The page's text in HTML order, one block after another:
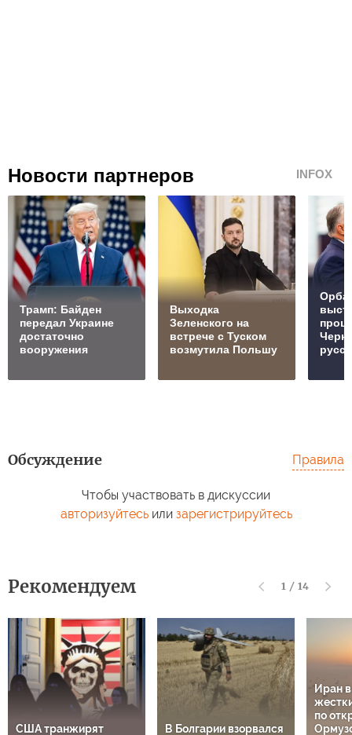
Новости партнеров INFOX
Трамп: Байден
передал Украине
достаточно
вооружения
Выходка
Зеленского на
встрече с Туском
возмутила Польшу
Обсуждение Правила
Чтобы участвовать в дискуссии
авторизуйтесьили зарегистрируйтесь
Рекомендуем 1 / 14
США транжирят В Болгарии взорвался
Иран
по